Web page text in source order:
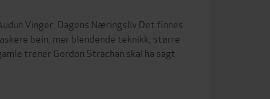
Vinger, Dagens Næringsliv Det finnes
bein, mer blendende teknikk, større
trener Gordon Strachan skal ha sagt